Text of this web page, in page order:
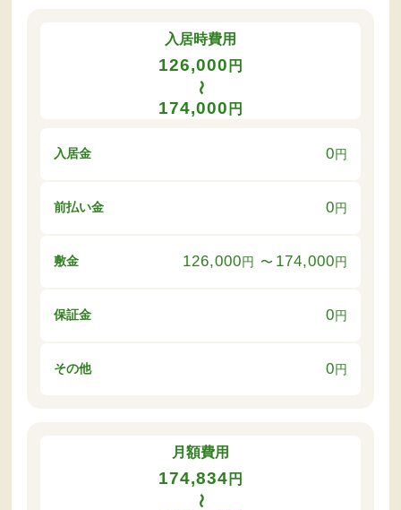
入居時費用
126,000 円
〜
174,000 円
入居金 0円
前払い金 0円
敷金 126,000円 〜 174,000円
保証金 0円
その他 0円
月額費用
174,834 円
〜